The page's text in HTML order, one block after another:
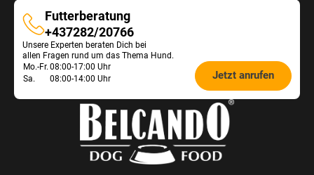
Futterberatung
Futterberatung
+437282/20766
Unsere Experten beraten Dich bei
allen Fragen rund um das Thema Hund.
Öffnungszeiten
Futterberatung:
Mo.-Fr. 08:00-17:00 Uhr
Sa.
08:00-14:00 Uhr Jetzt anrufen